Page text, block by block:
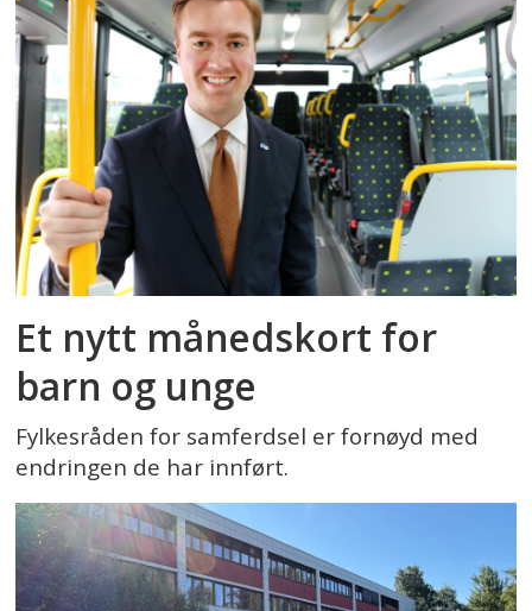
Et nytt månedskort for
barn og unge
Fylkesråden for samferdsel er fornøyd med
endringen de har innført.